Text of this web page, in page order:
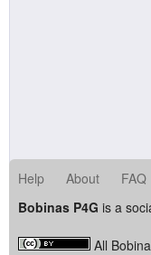
Help About FAQ
Bobinas P4G is a
All